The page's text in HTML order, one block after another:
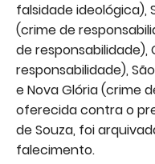
falsidade ideológica),
(crime de
de
responsabilidade),
e Nova Glória (crime
oferecida contra o
de Souza, foi
falecimento.